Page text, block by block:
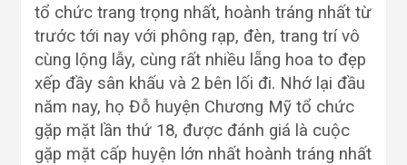
tổ chức trang trọng nhất, hoành tráng nhất từ
trước tới nay với phông rạp, đèn, trang trí vô
cùng lộng lẫy, cùng rất nhiều lẵng hoa to đẹp
xếp đầy sân khấu và 2 bên lối đi. Nhớ lại đầu
năm nay, họ Đỗ huyện Chương Mỹ tổ chức
gặp mặt lần thứ 18, được đánh giá là cuộc
gặp mặt cấp huyện lớn nhất hoành tráng nhất